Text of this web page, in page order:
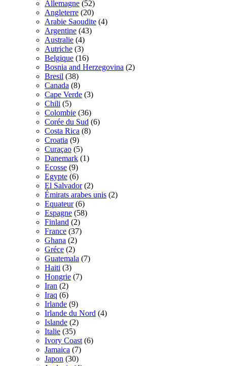
Allemagne (52)
Angleterre (20)
Arabie Saoudite (4)
Argentine (43)
Australie (4)
Autriche (3)
Belgique (16)
Bosnia and Herzegovina (2)
Bresil (38)
Canada (8)
Cape Verde (3)
Chili (5)
Colombie (36)
Corée du Sud (6)
Costa Rica (8)
Croatia (9)
Curaçao (5)
Danemark (1)
Ecosse (9)
Egypte (6)
El Salvador (2)
Émirats arabes unis (2)
Equateur (6)
Espagne (58)
Finland (2)
France (37)
Ghana (2)
Gréce (2)
Guatemala (7)
Haiti (3)
Hongrie (7)
Iran (2)
Iraq (6)
Irlande (9)
Irlande du Nord (4)
Islande (2)
Italie (35)
Ivory Coast (6)
Jamaica (7)
Japon (30)